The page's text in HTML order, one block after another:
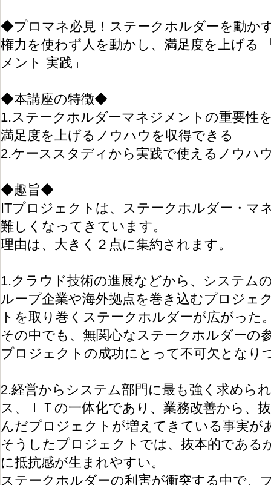
◆プロマネ必見！ステークホルダーを動か
権力を使わず人を動かし、満足度を上げる
メント 実践」
◆本講座の特徴◆
1.ステークホルダーマネジメントの重要性
満足度を上げるノウハウを収得できる
2.ケーススタディから実践で使えるノウハ
◆趣旨◆
ITプロジェクトは、ステークホルダー・マ
難しくなってきています。
理由は、大きく２点に集約されます。
1.クラウド技術の進展などから、システム
ループ企業や海外拠点を巻き込むプロジェ
トを取り巻くステークホルダーが広がった
その中でも、無関心なステークホルダーの
プロジェクトの成功にとって不可欠となり
2.経営からシステム部門に最も強く求めら
ス、ＩＴの一体化であり、業務改善から、
んだプロジェクトが増えてきている事実が
そうしたプロジェクトでは、抜本的である
に抵抗感が生まれやすい。
ステークホルダーの利害が衝突する中で、